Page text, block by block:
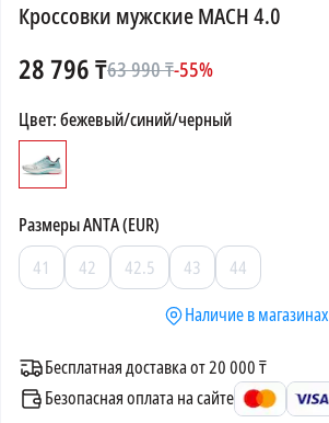
Кроссовки мужские MACH 4.0
28 796₸63 990₸-55%
Цвет:бежевый/синий/черный
РазмерыANTA (EUR)
41 42 42.5 43
44
Наличие в магазинах
Бесплатная доставка от 20 000 ₸
Безопасная оплата на сайте